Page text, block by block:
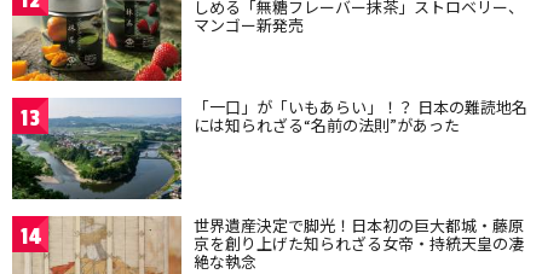
しめる「無糖フレーバー抹茶」ストロベリー、
マンゴー新発売
13 「一口」が「いもあらい」！？ 日本の難読地名
には知られざる“名前の法則”があった
14 世界遺産決定で脚光！日本初の巨大都城・藤原
京を創り上げた知られざる女帝・持統天皇の凄
絶な執念